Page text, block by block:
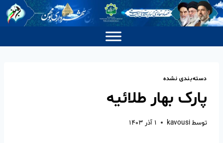
دسته‌بندی نشده
پارک بهار طلائیه
توسطkavousi ۱ آذر ۱۴۰۳